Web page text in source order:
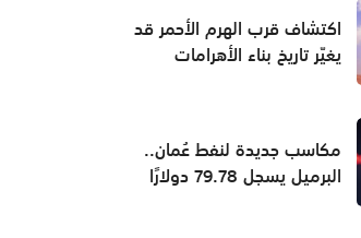
اكتشاف قرب الهرم الأحمر قد
يغيّر تاريخ بناء الأهرامات
مكاسب جديدة لنفط عُمان..
البرميل يسجل 79.78 دولارًا